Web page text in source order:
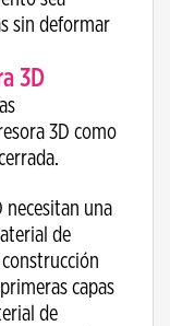
sin deformar
3D
3D como
una
de
capas
de